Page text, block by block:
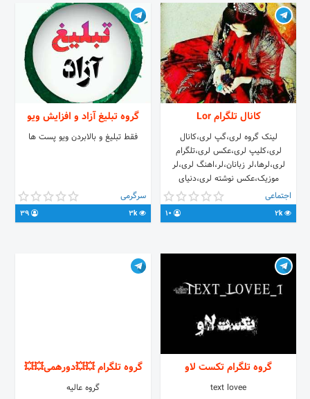
کانال تلگرام Lor
لینک گروه لری،گپ لری،کانال
لری،کلیپ لری،عکس لری،تلگرام
لری،لرها،لر زبانان،لر،اهنگ لری،لر
موزیک،عکس نوشته لری،دنیای
لر،لرم،گپ لر ها،گروه لرها،اجتماعی
2k
گروه تبلیغ آزاد و افزایش ویو
فقط تبلیغ و بالابردن ویو پست ها
سرگرمی
3k
گروه تلگرام تکست لاو
text lovee
گروه تلگرام 💥💥دورهمی💥💥
گروه عالیه